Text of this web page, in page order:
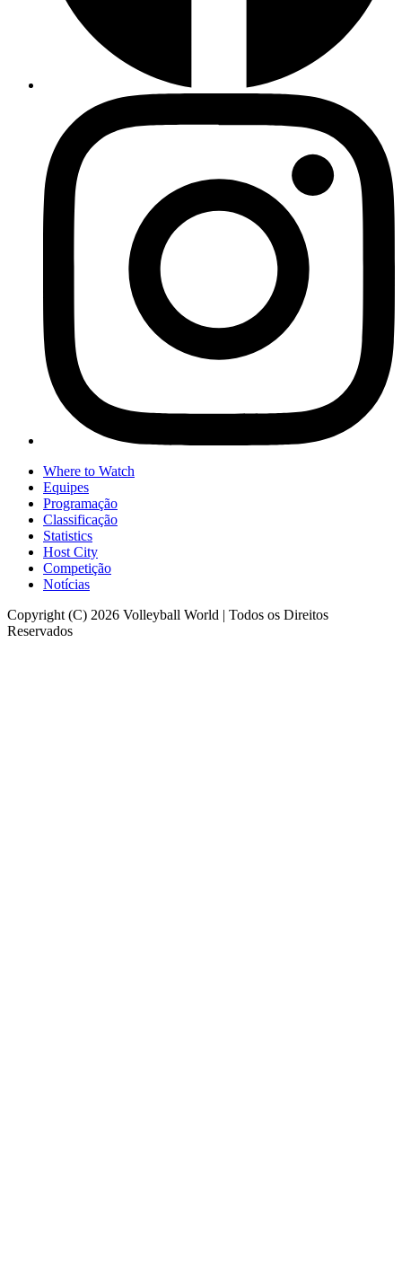
Where to Watch
Equipes
Programação
Classificação
Statistics
Host City
Competição
Notícias
Copyright (C) 2026 Volleyball World | Todos os Direitos
Reservados